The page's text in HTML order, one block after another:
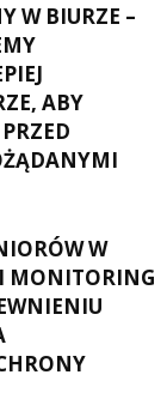
W BIURZE –
ABY
W
MONITORING